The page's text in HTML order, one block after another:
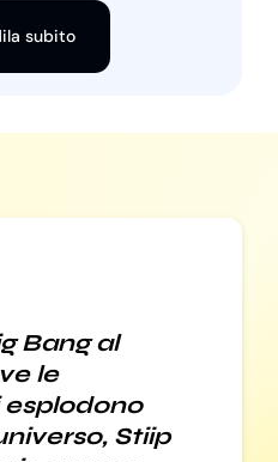
subito
Bang al
le
Stiip